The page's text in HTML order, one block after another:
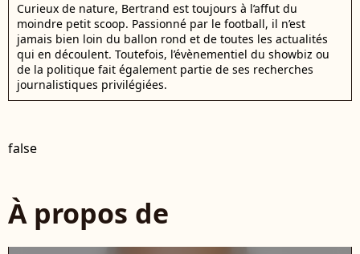
Curieux de nature, Bertrand est toujours à l’affut du
moindre petit scoop. Passionné par le football, il n’est
jamais bien loin du ballon rond et de toutes les actualités
qui en découlent. Toutefois, l’évènementiel du showbiz ou
de la politique fait également partie de ses recherches
journalistiques privilégiées.
false
À propos de